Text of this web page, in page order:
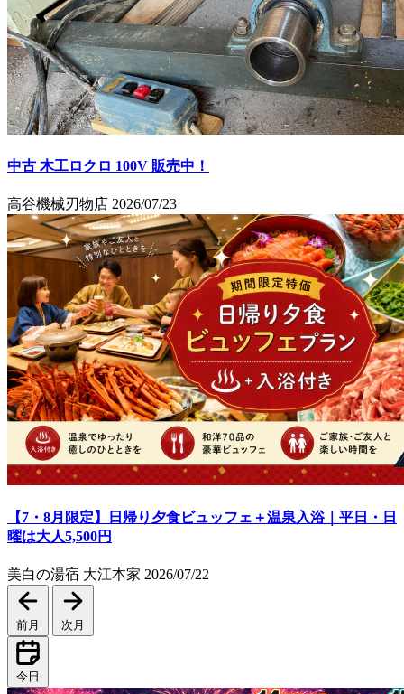
中古 木工ロクロ 100V 販売中！
高谷機械刃物店 2026/07/23
【7・8月限定】日帰り夕食ビュッフェ＋温泉入浴｜平日・日
曜は大人5,500円
美白の湯宿 大江本家 2026/07/22
前月 次月
今日